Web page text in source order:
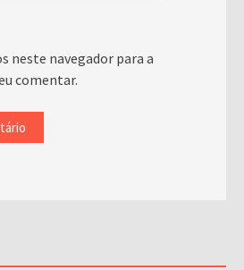
neste navegador para a
comentar.